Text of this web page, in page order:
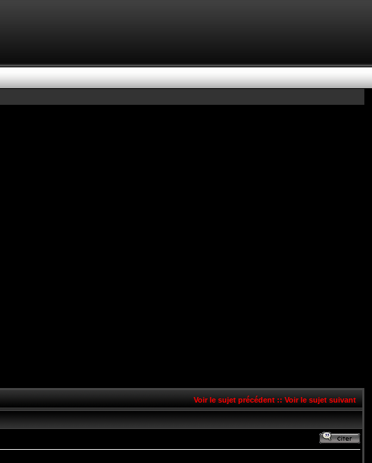
Voir le sujet précédent :: Voir le sujet suivant